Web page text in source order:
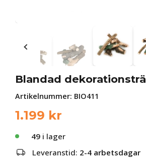
Blandad
Artikelnummer: BIO411
1.199 kr
49 i lager
Leveranstid: 2-4 arbetsdagar